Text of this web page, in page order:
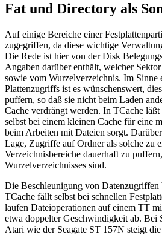
Fat und Directory als
Auf einige Bereiche einer
zugegriffen, da diese wichtige
Die Rede ist hier von der Disk
Angaben darüber enthält, welcher
sowie vom Wurzelverzeichnis. Im Sinne
Plattenzugriffs ist es wünschenswert,
puffern, so daß sie nicht beim Laden
Cache verdrängt werden. In TCache
selbst bei einem kleinen Cache für eine
beim Arbeiten mit Dateien sorgt.
Lage, Zugriffe auf Ordner als solche zu
Verzeichnisbereiche dauerhaft zu
Wurzelverzeichnisses sind.
Die Beschleunigung von Datenzugriffen
TCache fällt selbst bei schnellen
laufen Dateioperationen auf einem TT
etwa doppelter Geschwindigkeit ab. Bei
Atari wie der Seagate ST 157N steigt